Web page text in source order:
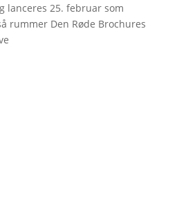
lanceres 25. februar som
rummer Den Røde Brochures